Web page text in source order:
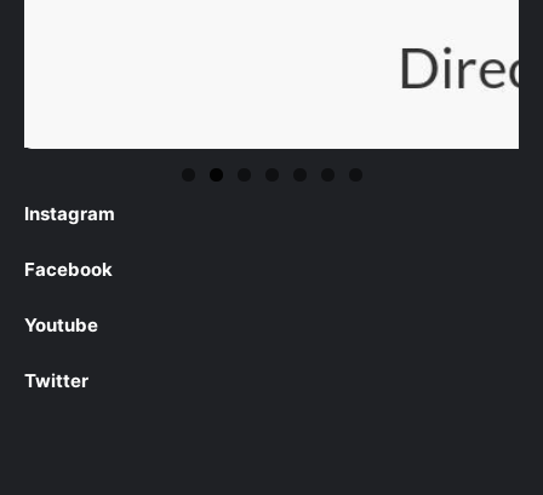
Instagram
Facebook
Youtube
Twitter